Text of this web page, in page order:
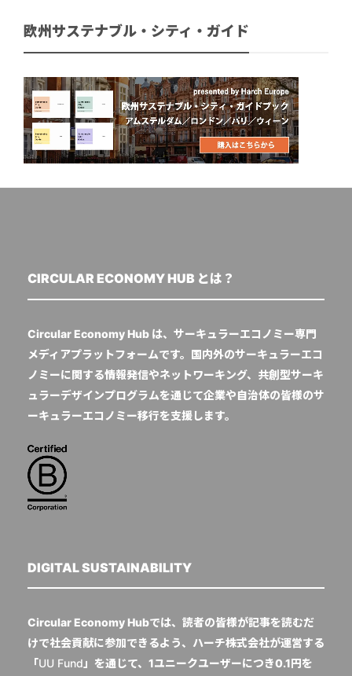
欧州サステナブル・シティ・ガイド
CIRCULAR ECONOMY HUB とは？
Circular Economy Hub は、サーキュラーエコノミー専門
メディアプラットフォームです。国内外のサーキュラーエコ
ノミーに関する情報発信やネットワーキング、共創型サーキ
ュラーデザインプログラムを通じて企業や自治体の皆様のサ
ーキュラーエコノミー移行を支援します。
DIGITAL SUSTAINABILITY
Circular Economy Hubでは、読者の皆様が記事を読むだ
けで社会貢献に参加できるよう、ハーチ株式会社が運営する
「UU Fund 」を通じて、1ユニークユーザーにつき0.1円を